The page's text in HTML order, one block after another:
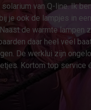
van Q-line. Ik
je ook de lampjes in
de warmte lampen
daar heel veel
De werklui zijn
Kortom top service